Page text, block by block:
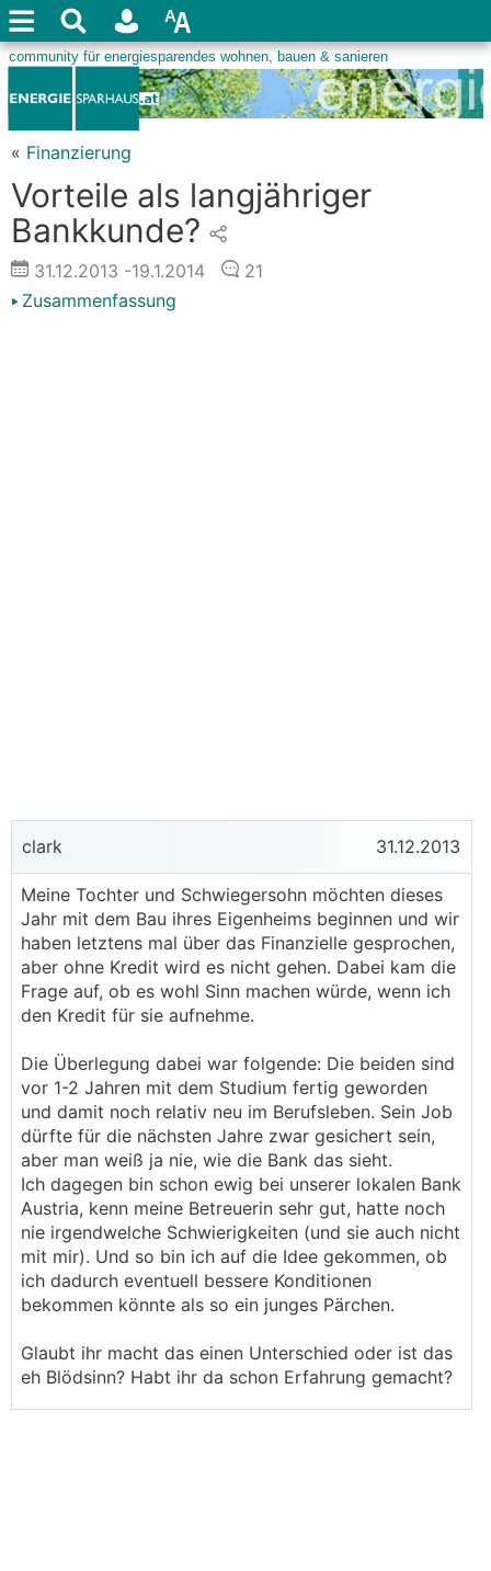
« Finanzierung
Vorteile als langjähriger
Bankkunde?
31.12.2013 -19.1.2014
21
Zusammenfassung
clark 31.12.2013
Meine Tochter und Schwiegersohn möchten dieses
Jahr mit dem Bau ihres Eigenheims beginnen und wir
haben letztens mal über das Finanzielle gesprochen,
aber ohne Kredit wird es nicht gehen. Dabei kam die
Frage auf, ob es wohl Sinn machen würde, wenn ich
den Kredit für sie aufnehme.
Die Überlegung dabei war folgende: Die beiden sind
vor 1-2 Jahren mit dem Studium fertig geworden
und damit noch relativ neu im Berufsleben. Sein Job
dürfte für die nächsten Jahre zwar gesichert sein,
aber man weiß ja nie, wie die Bank das sieht.
Ich dagegen bin schon ewig bei unserer lokalen Bank
Austria, kenn meine Betreuerin sehr gut, hatte noch
nie irgendwelche Schwierigkeiten (und sie auch nicht
mit mir). Und so bin ich auf die Idee gekommen, ob
ich dadurch eventuell bessere Konditionen
bekommen könnte als so ein junges Pärchen.
Glaubt ihr macht das einen Unterschied oder ist das
eh Blödsinn? Habt ihr da schon Erfahrung gemacht?